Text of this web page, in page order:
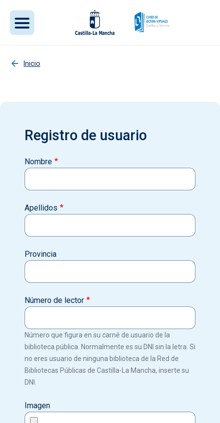
Inicio
Registro de usuario
Nombre
Apellidos
Provincia
Número de lector
Número que figura en su carné de usuario de la
biblioteca pública. Normalmente es su DNI sin la letra. Si
no eres usuario de ninguna biblioteca de la Red de
Bibliotecas Públicas de Castilla-La Mancha, inserte su
DNI.
Imagen